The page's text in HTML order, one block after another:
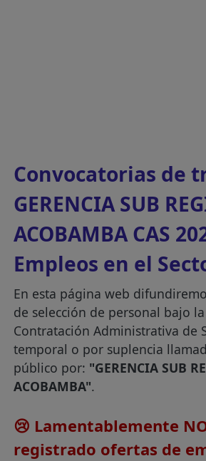
Convocatorias de
GERENCIA SUB
ACOBAMBA CAS
Empleos en el
En esta página web
de selección de personal bajo
Contratación Administrativa de
temporal o por suplencia
público por: "GERENCIA SUB
ACOBAMBA".
😢 Lamentablemente
registrado ofertas de